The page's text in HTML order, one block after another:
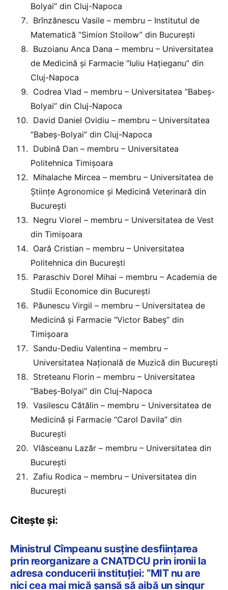
Bolyai” din Cluj-Napoca
Brînzănescu Vasile – membru – Institutul de
Matematică “Simion Stoilow” din București
Buzoianu Anca Dana – membru – Universitatea
de Medicină şi Farmacie “Iuliu Haţieganu” din
Cluj-Napoca
Codrea Vlad – membru – Universitatea “Babeş-
Bolyai” din Cluj-Napoca
David Daniel Ovidiu – membru – Universitatea
“Babeş-Bolyai” din Cluj-Napoca
Dubină Dan – membru – Universitatea
Politehnica Timişoara
Mihalache Mircea – membru – Universitatea de
Ştiinţe Agronomice şi Medicină Veterinară din
Bucureşti
Negru Viorel – membru – Universitatea de Vest
din Timişoara
Oară Cristian – membru – Universitatea
Politehnica din Bucureşti
Paraschiv Dorel Mihai – membru – Academia de
Studii Economice din Bucureşti
Păunescu Virgil – membru – Universitatea de
Medicină și Farmacie “Victor Babeş” din
Timişoara
Sandu-Dediu Valentina – membru –
Universitatea Naţională de Muzică din Bucureşti
Streteanu Florin – membru – Universitatea
“Babeş-Bolyai” din Cluj-Napoca
Vasilescu Cătălin – membru – Universitatea de
Medicină şi Farmacie “Carol Davila” din
Bucureşti
Vlăsceanu Lazăr – membru – Universitatea din
Bucureşti
Zafiu Rodica – membru – Universitatea din
Bucureşti
Citește și:
Ministrul Cîmpeanu susține desființarea
prin reorganizare a CNATDCU prin ironii la
adresa conducerii instituției: “MIT nu are
nici cea mai mică șansă să aibă un singur